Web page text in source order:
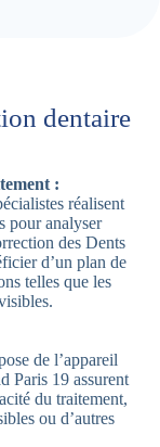
dentaire
:
réalisent
pour analyser
des Dents
d’un plan de
telles que les
de l’appareil
Paris 19 assurent
du traitement,
ou d’autres